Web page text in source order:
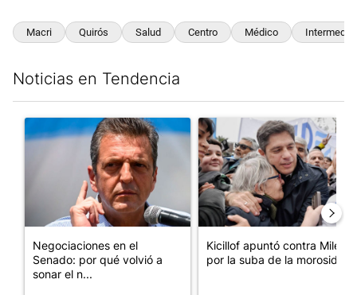
Macri Quirós Salud Centro Médico Intermedio
Noticias en Tendencia
Un artículo de tendencia con el título "Negociaciones en el
Negociaciones en el
Senado: por qué volvió a
sonar el n...
Un artículo de tendencia con
Kicillof apuntó contra Milei
por la suba de la morosida...